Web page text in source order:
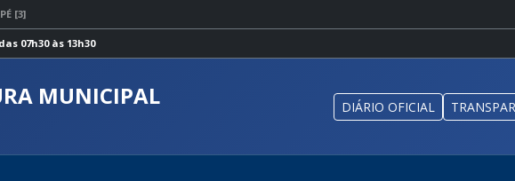
[3]
07h30 às 13h30
MUNICIPAL DIÁRIO OFICIAL